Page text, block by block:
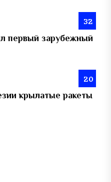
32
первый зарубежный
20
крылатые ракеты